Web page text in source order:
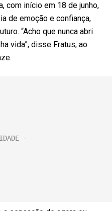
com início em 18 de junho,
de emoção e confiança,
“Acho que nunca abri
vida”, disse Fratus, ao